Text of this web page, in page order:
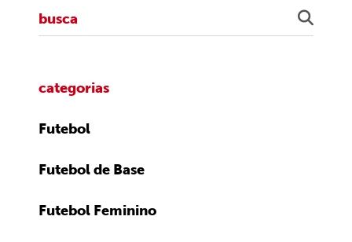
categorias
Futebol
Futebol de Base
Futebol Feminino